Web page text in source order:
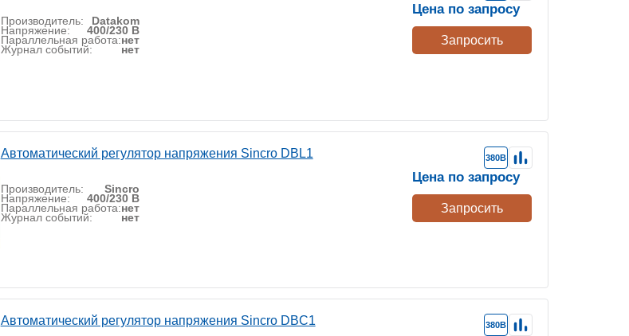
Производитель: Datakom
Напряжение: 400/230 В
Параллельная работа:нет
Журнал событий: нет
Цена по запросу
Запросить
Автоматический регулятор напряжения Sincro DBL1
Производитель: Sincro
Напряжение: 400/230 В
Параллельная работа:нет
Журнал событий: нет
380В
Цена по запросу
Запросить
Автоматический регулятор напряжения Sincro DBC1 380В